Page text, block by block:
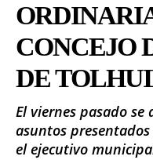
CONCEJO
DE
El viernes pasado
asuntos
el ejecutivo